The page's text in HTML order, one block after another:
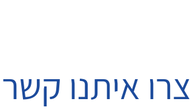
צרו איתנו קשר